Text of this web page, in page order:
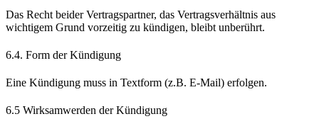
Das Recht beider Vertragspartner, das Vertragsverhältnis aus
wichtigem Grund vorzeitig zu kündigen, bleibt unberührt.
6.4. Form der Kündigung
Eine Kündigung muss in Textform (z.B. E-Mail) erfolgen.
6.5 Wirksamwerden der Kündigung